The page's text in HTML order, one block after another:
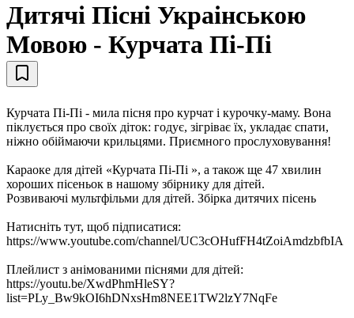
Дитячі Пісні Украiнською
Мовою - Курчата Пі-Пі
Курчата Пі-Пі - мила пісня про курчат і курочку-маму. Вона
піклується про своїх діток: годує, зігріває їх, укладає спати,
ніжно обіймаючи крильцями. Приємного прослуховування!
Караоке для дітей «Курчата Пі-Пі », а також ще 47 хвилин
хороших пісеньок в нашому збірнику для дітей.
Розвиваючі мультфільми для дітей. Збірка дитячих пісень
Натисніть тут, щоб підписатися:
https://www.youtube.com/channel/UC3cOHufFH4tZoiAmdzbfbIA
Плейлист з анімованими піснями для дітей:
https://youtu.be/XwdPhmHleSY?
list=PLy_Bw9kOI6hDNxsHm8NEE1TW2lzY7NqFe